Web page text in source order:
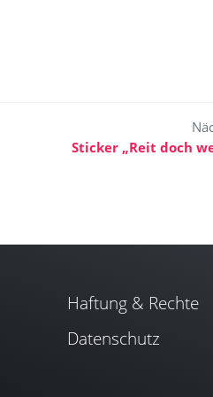
Sticker „Reit doch
Haftung & Rechte
Datenschutz